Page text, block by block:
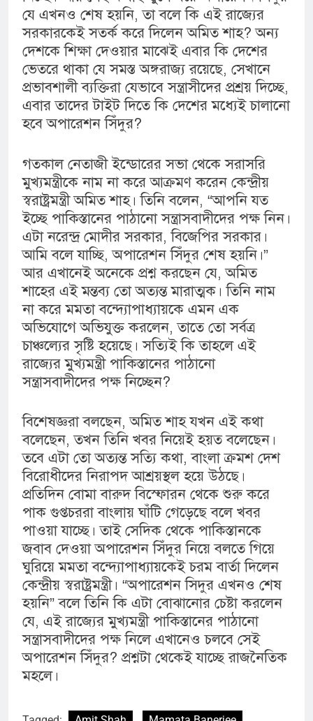
যে এখনও শেষ হয়নি, তা বলে কি এই রাজ্যের
সরকারকেই সতর্ক করে দিলেন অমিত শাহ? অন্য
দেশকে শিক্ষা দেওয়ার মাঝেই এবার কি দেশের
ভেতরে থাকা যে সমস্ত অঙ্গরাজ্য রয়েছে, সেখানে
প্রভাবশালী ব্যক্তিরা যেভাবে সন্ত্রাসীদের প্রশ্রয় দিচ্ছে,
এবার তাদের টাইট দিতে কি দেশের মধ্যেই চালানো
হবে অপারেশন সিঁদুর?
গতকাল নেতাজী ইন্ডোরের সভা থেকে সরাসরি
মুখ্যমন্ত্রীকে নাম না করে আক্রমণ করেন কেন্দ্রীয়
স্বরাষ্ট্রমন্ত্রী অমিত শাহ। তিনি বলেন, “আপনি যত
ইচ্ছে পাকিস্তানের পাঠানো সন্ত্রাসবাদীদের পক্ষ নিন।
এটা নরেন্দ্র মোদীর সরকার, বিজেপির সরকার।
আমি বলে যাচ্ছি, অপারেশন সিঁদুর শেষ হয়নি।”
আর এখানেই অনেকে প্রশ্ন করছেন যে, অমিত
শাহের এই মন্তব্য তো অত্যন্ত মারাত্মক। তিনি নাম
না করে মমতা বন্দ্যোপাধ্যায়কে এমন এক
অভিযোগে অভিযুক্ত করলেন, তাতে তো সর্বত্র
চাঞ্চল্যের সৃষ্টি হয়েছে। সত্যিই কি তাহলে এই
রাজ্যের মুখ্যমন্ত্রী পাকিস্তানের পাঠানো
সন্ত্রাসবাদীদের পক্ষ নিচ্ছেন?
বিশেষজ্ঞরা বলছেন, অমিত শাহ যখন এই কথা
বলেছেন, তখন তিনি খবর নিয়েই হয়ত বলেছেন।
তবে এটা তো অত্যন্ত সত্যি কথা, বাংলা ক্রমশ দেশ
বিরোধীদের নিরাপদ আশ্রয়স্থল হয়ে উঠছে।
প্রতিদিন বোমা বারুদ বিস্ফোরন থেকে শুরু করে
পাক গুপ্তচররা বাংলায় ঘাঁটি গেড়েছে বলে খবর
পাওয়া যাচ্ছে। তাই সেদিক থেকে পাকিস্তানকে
জবাব দেওয়া অপারেশন সিঁদুর নিয়ে বলতে গিয়ে
ঘুরিয়ে মমতা বন্দ্যোপাধ্যায়কেই চরম বার্তা দিলেন
কেন্দ্রীয় স্বরাষ্ট্রমন্ত্রী। “অপারেশন সিদুর এখনও শেষ
হয়নি” বলে তিনি কি এটা বোঝানোর চেষ্টা করলেন
যে, এই রাজ্যের মুখ্যমন্ত্রী পাকিস্তানের পাঠানো
সন্ত্রাসবাদীদের পক্ষ নিলে এখানেও চলবে সেই
অপারেশন সিঁদুর? প্রশ্নটা থেকেই যাচ্ছে রাজনৈতিক
মহলে।